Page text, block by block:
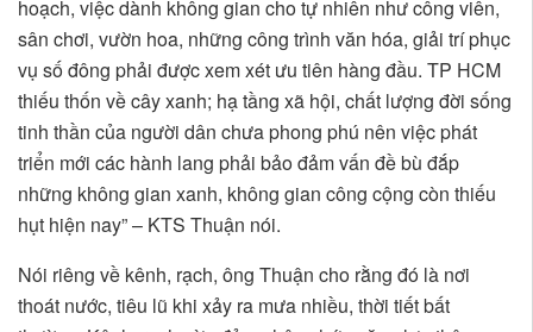
hoạch, việc dành không gian cho tự nhiên như công viên,
sân chơi, vườn hoa, những công trình văn hóa, giải trí phục
vụ số đông phải được xem xét ưu tiên hàng đầu. TP HCM
thiếu thốn về cây xanh; hạ tầng xã hội, chất lượng đời sống
tinh thần của người dân chưa phong phú nên việc phát
triển mới các hành lang phải bảo đảm vấn đề bù đắp
những không gian xanh, không gian công cộng còn thiếu
hụt hiện nay” – KTS Thuận nói.
Nói riêng về kênh, rạch, ông Thuận cho rằng đó là nơi
thoát nước, tiêu lũ khi xảy ra mưa nhiều, thời tiết bất